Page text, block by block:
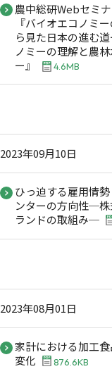
農中総研Webセミ
『バイオエコノミ
ら見た日本の進む
ノミーの理解と農
ー』
4.6MB
2023年09月10日
ひっ迫する雇用情
ンターの方向性─株
ランドの取組み─
2023年08月01日
家計における加工
変化
876.6KB